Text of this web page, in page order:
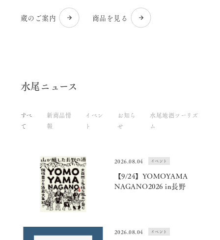
蔵のご案内 商品を見る
水尾ニュース
すべ
て
新商品情
報
イベン
ト
お知ら
せ
水尾地酒ツーリズ
ム
2026.08.04 イベント
【9/24】YOMOYAMA
NAGANO2026 in長野
2026.08.04 イベント